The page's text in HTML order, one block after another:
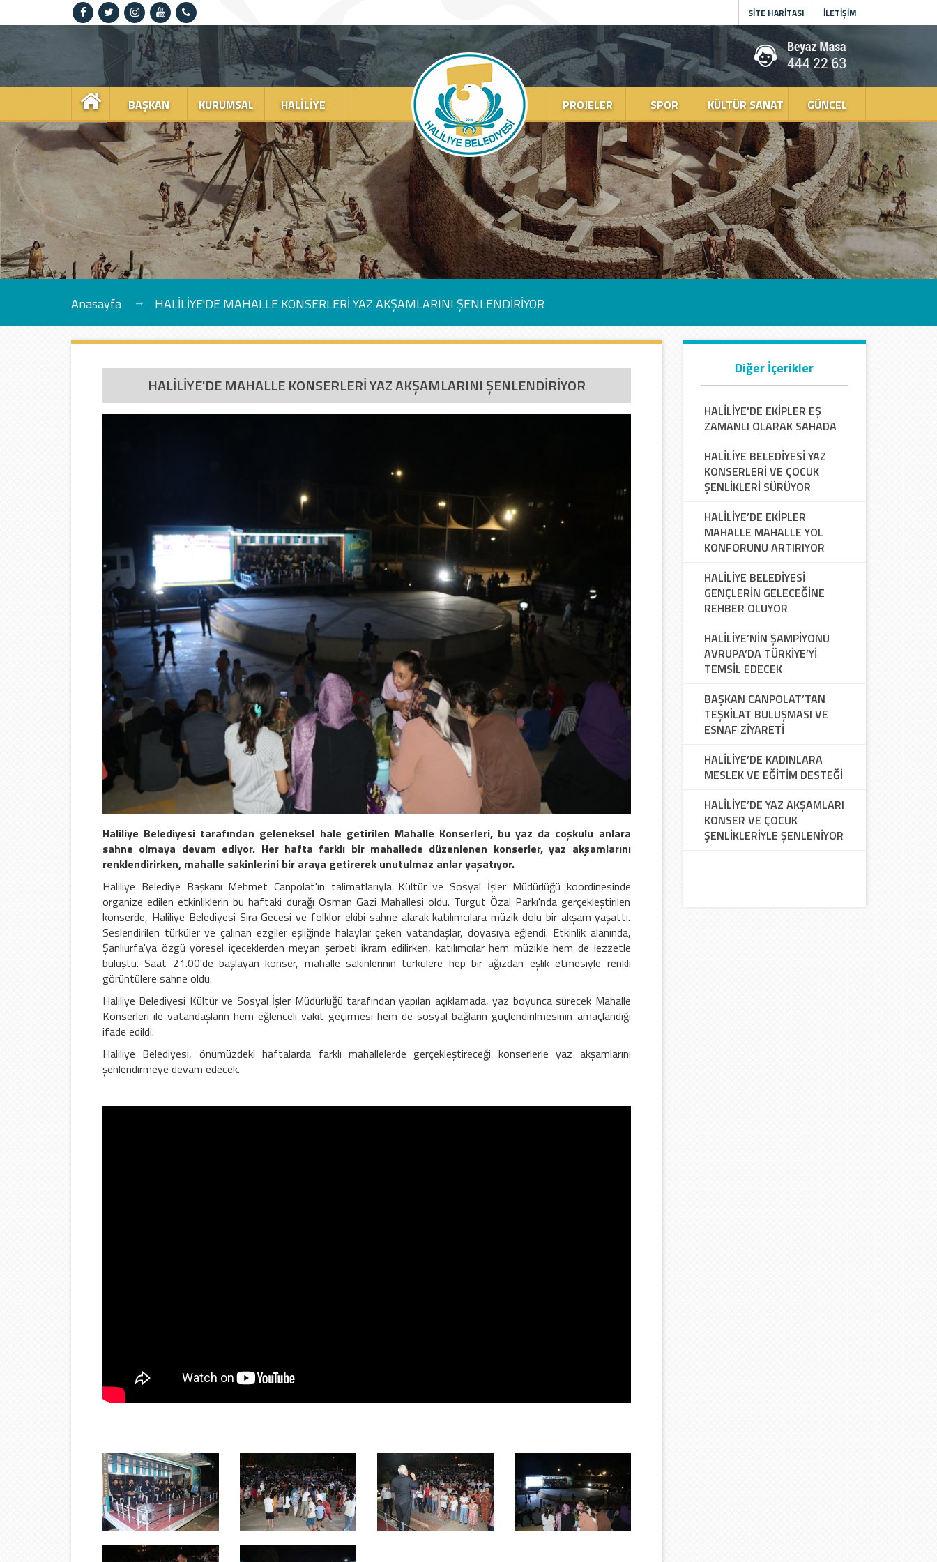
SİTE HARİTASI İLETİŞİM
BAŞKAN KURUMSAL HALILIYE PROJELER SPOR KÜLTÜR SANAT GÜNCEL
Anasayfa HALİLİYE'DE MAHALLE KONSERLERİ YAZ AKŞAMLARINI ŞENLENDİRİYOR
HALİLİYE'DE MAHALLE KONSERLERİ YAZ AKŞAMLARINI ŞENLENDİRİYOR
Haliliye Belediyesi tarafından geleneksel hale getirilen Mahalle Konserleri, bu yaz da coşkulu anlara
sahne olmaya devam ediyor. Her hafta farklı bir mahallede düzenlenen konserler, yaz akşamlarını
renklendirirken, mahalle sakinlerini bir araya getirerek unutulmaz anlar yaşatıyor.
Haliliye Belediye Başkanı Mehmet Canpolat'ın talimatlarıyla Kültür ve Sosyal İşler Müdürlüğü koordinesinde
organize edilen etkinliklerin bu haftaki durağı Osman Gazi Mahallesi oldu. Turgut Özal Parkı'nda gerçekleştirilen
konserde, Haliliye Belediyesi Sıra Gecesi ve folklor ekibi sahne alarak katılımcılara müzik dolu bir akşam yaşattı.
Seslendirilen türküler ve çalınan ezgiler eşliğinde halaylar çeken vatandaşlar, doyasıya eğlendi. Etkinlik alanında,
Şanlıurfa'ya özgü yöresel içeceklerden meyan şerbeti ikram edilirken, katılımcılar hem müzikle hem de lezzetle
buluştu. Saat 21.00'de başlayan konser, mahalle sakinlerinin türkülere hep bir ağızdan eşlik etmesiyle renkli
görüntülere sahne oldu.
Haliliye Belediyesi Kültür ve Sosyal İşler Müdürlüğü tarafından yapılan açıklamada, yaz boyunca sürecek Mahalle
Konserleri ile vatandaşların hem eğlenceli vakit geçirmesi hem de sosyal bağların güçlendirilmesinin amaçlandığı
ifade edildi.
Haliliye Belediyesi, önümüzdeki haftalarda farklı mahallelerde gerçekleştireceği konserlerle yaz akşamlarını
şenlendirmeye devam edecek.
Diğer İçerikler
HALİLİYE'DE EKİPLER EŞ
ZAMANLI OLARAK SAHADA
HALİLİYE BELEDİYESİ YAZ
KONSERLERİ VE ÇOCUK
ŞENLİKLERİ SÜRÜYOR
HALİLİYE’DE EKİPLER
MAHALLE MAHALLE YOL
KONFORUNU ARTIRIYOR
HALİLİYE BELEDİYESİ
GENÇLERİN GELECEĞİNE
REHBER OLUYOR
HALİLİYE’NİN ŞAMPİYONU
AVRUPA’DA TÜRKİYE’Yİ
TEMSİL EDECEK
BAŞKAN CANPOLAT’TAN
TEŞKİLAT BULUŞMASI VE
ESNAF ZİYARETİ
HALİLİYE’DE KADINLARA
MESLEK VE EĞİTİM DESTEĞİ
HALİLİYE’DE YAZ AKŞAMLARI
KONSER VE ÇOCUK
ŞENLİKLERİYLE ŞENLENİYOR
Kurumsal
Haliliye
Projeler
Spor
Kültür
Sanat
Güncel